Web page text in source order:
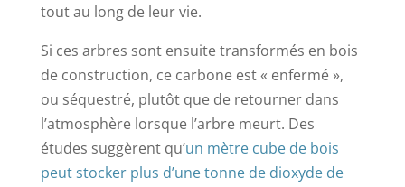
tout au long de leur vie.
Si ces arbres sont ensuite transformés en bois
de construction, ce carbone est « enfermé »,
ou séquestré, plutôt que de retourner dans
l’atmosphère lorsque l’arbre meurt. Des
études suggèrent qu’un mètre cube de bois
peut stocker plus d’une tonne de dioxyde de